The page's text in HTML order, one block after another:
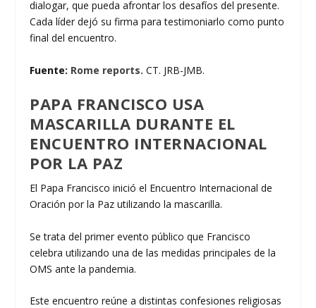
dialogar, que pueda afrontar los desafíos del presente.
Cada líder dejó su firma para testimoniarlo como punto
final del encuentro.
Fuente: Rome reports. CT. JRB-JMB.
PAPA FRANCISCO USA
MASCARILLA DURANTE EL
ENCUENTRO INTERNACIONAL
POR LA PAZ
El Papa Francisco inició el Encuentro Internacional de
Oración por la Paz utilizando la mascarilla.
Se trata del primer evento público que Francisco
celebra utilizando una de las medidas principales de la
OMS ante la pandemia.
Este encuentro reúne a distintas confesiones religiosas